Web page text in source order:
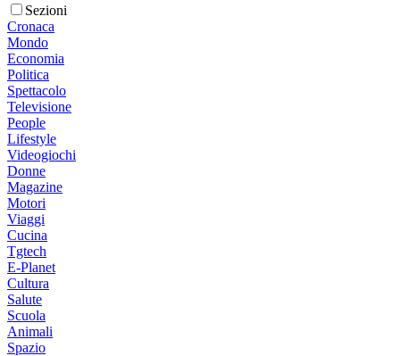
Sezioni
Cronaca
Mondo
Economia
Politica
Spettacolo
Televisione
People
Lifestyle
Videogiochi
Donne
Magazine
Motori
Viaggi
Cucina
Tgtech
E-Planet
Cultura
Salute
Scuola
Animali
Spazio